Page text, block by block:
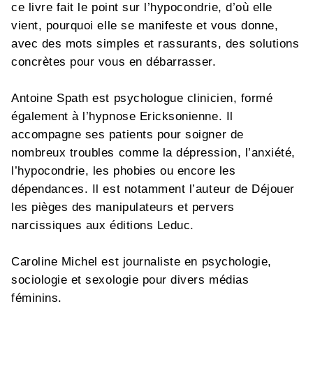
ce livre fait le point sur l’hypocondrie, d’où elle
vient, pourquoi elle se manifeste et vous donne,
avec des mots simples et rassurants, des solutions
concrètes pour vous en débarrasser.
Antoine Spath est psychologue clinicien, formé
également à l’hypnose Ericksonienne. Il
accompagne ses patients pour soigner de
nombreux troubles comme la dépression, l’anxiété,
l’hypocondrie, les phobies ou encore les
dépendances. Il est notamment l’auteur de Déjouer
les pièges des manipulateurs et pervers
narcissiques aux éditions Leduc.
Caroline Michel est journaliste en psychologie,
sociologie et sexologie pour divers médias
féminins.